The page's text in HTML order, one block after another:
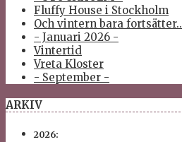
Fluffy House i Stockholm
Och vintern bara fortsätter..
- Januari 2026 -
Vintertid
Vreta Kloster
- September -
ARKIV
2026: